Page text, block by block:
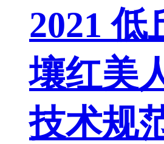
2021 低
壤红美
技术规